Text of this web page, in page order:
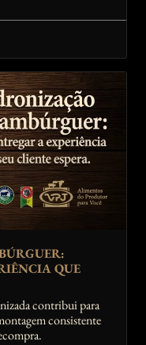
QUE
contribui para
consistente